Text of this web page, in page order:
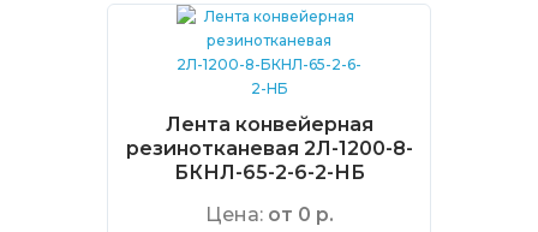
Лента конвейерная
резинотканевая 2Л-1200-8-
БКНЛ-65-2-6-2-НБ
Цена: от 0 р.